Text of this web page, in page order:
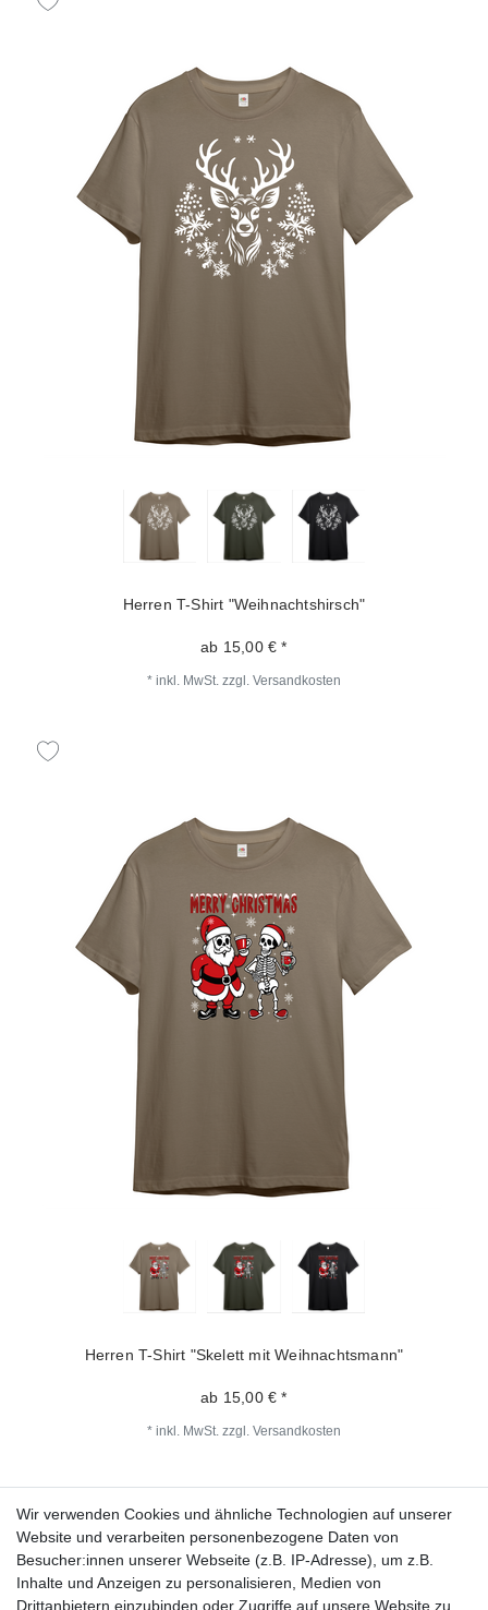
Herren T-Shirt "Weihnachtshirsch"
ab 15,00 € *
* inkl. MwSt. zzgl. Versandkosten
Herren T-Shirt "Skelett mit Weihnachtsmann"
ab 15,00 € *
* inkl. MwSt. zzgl. Versandkosten
Fragen zur Bestellung?
Zahlungsarten
Wir verwenden Cookies und ähnliche Technologien auf unserer
Website und verarbeiten personenbezogene Daten von
Besucher:innen unserer Webseite (z.B. IP-Adresse), um z.B.
Inhalte und Anzeigen zu personalisieren, Medien von
Drittanbietern einzubinden oder Zugriffe auf unsere Website zu